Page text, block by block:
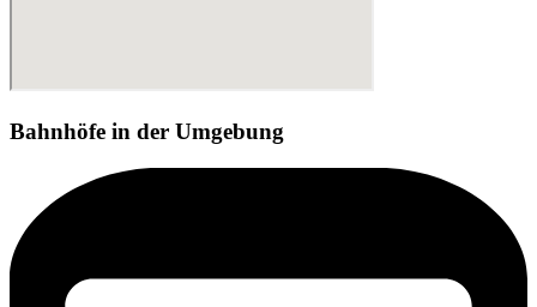
Bahnhöfe in der Umgebung